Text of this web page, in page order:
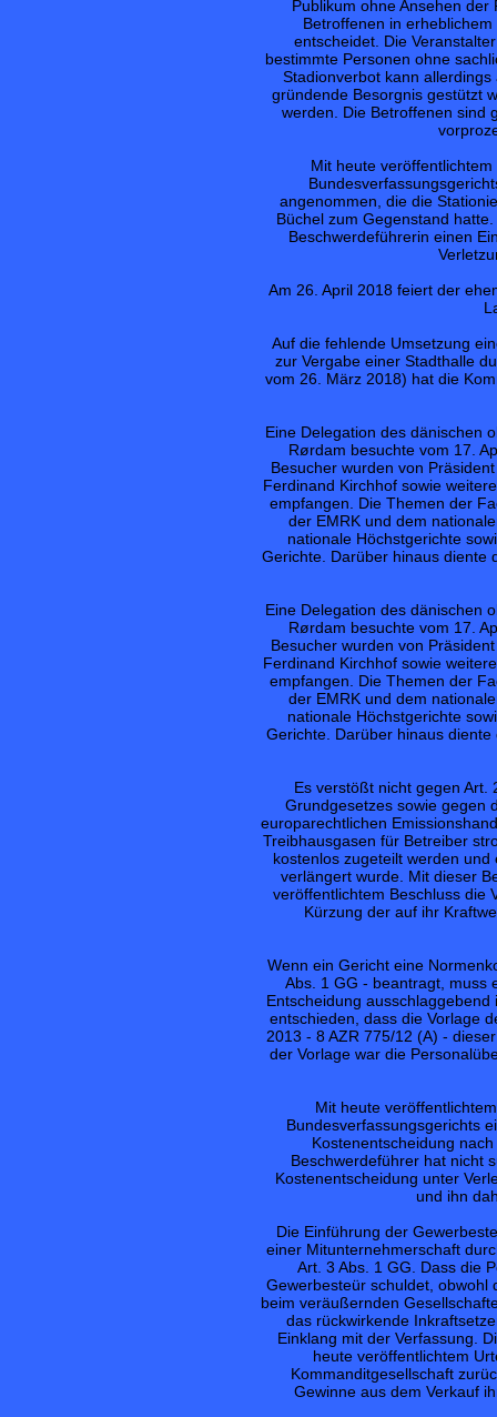
Publikum ohne Ansehen
Betroffenen in
entscheidet. Die
bestimmte Personen ohne
Stadionverbot kann
gründende Besorgnis gestützt
werden. Die Betroffenen sind
Mit heute
angenommen, die die
Büchel zum Gegenstand
Beschwerdeführerin einen
Am 26. April 2018 feiert der
Auf die fehlende Umsetzung
zur Vergabe einer Stadthalle
vom 26. März 2018) hat die
Eine Delegation des dänischen
Rørdam besuchte vom 17.
Besucher wurden von
Ferdinand Kirchhof sowie
empfangen. Die Themen der
der EMRK und dem
nationale Höchstgerichte
Gerichte. Darüber hinaus diente
Eine Delegation des dänischen
Rørdam besuchte vom 17.
Besucher wurden von
Ferdinand Kirchhof sowie
empfangen. Die Themen der
der EMRK und dem
nationale Höchstgerichte
Gerichte. Darüber hinaus
Es verstößt nicht gegen Art.
Grundgesetzes sowie gegen
europarechtlichen
Treibhausgasen für Betreiber
kostenlos zugeteilt werden
verlängert wurde. Mit dieser
veröffentlichtem Beschluss die
Kürzung der auf ihr
Wenn ein Gericht eine
Abs. 1 GG - beantragt, muss
Entscheidung
entschieden, dass die Vorlage
2013 - 8 AZR 775/12 (A) -
der Vorlage war die
Mit heute
Bundesverfassungsgerichts
Kostenentscheidung
Beschwerdeführer hat nicht
Kostenentscheidung unter
und ihn
Die Einführung der
einer Mitunternehmerschaft
Art. 3 Abs. 1 GG. Dass die
Gewerbesteür schuldet, obwohl
beim veräußernden
das rückwirkende
Einklang mit der Verfassung.
heute veröffentlichtem
Kommanditgesellschaft
Gewinne aus dem Verkauf